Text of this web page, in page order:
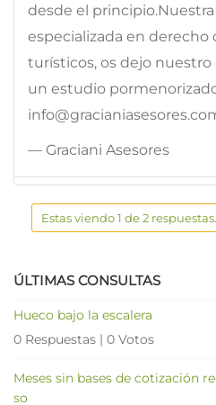
desde el principio.Nuestra
especializada en
turísticos, os dejo
un estudio
— Graciani Asesores
Estas viendo 1 de 2
ÚLTIMAS CONSULTAS
Hueco bajo la escalera
0 Respuestas | 0 Votos
Meses sin bases de cotización
so